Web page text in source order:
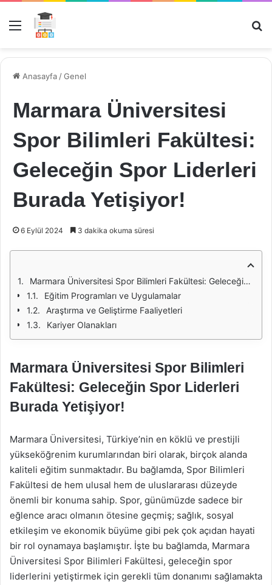
Menü
Anasayfa /Genel
Marmara Üniversitesi
Spor Bilimleri Fakültesi:
Geleceğin Spor Liderleri
Burada Yetişiyor!
6 Eylül 2024 3 dakika okuma süresi
Marmara Üniversitesi Spor Bilimleri Fakültesi: Geleceğin Spor Liderleri Burada Yetişiyor!
Eğitim Programları ve Uygulamalar
Araştırma ve Geliştirme Faaliyetleri
Kariyer Olanakları
Marmara Üniversitesi Spor Bilimleri
Fakültesi: Geleceğin Spor Liderleri
Burada Yetişiyor!
Marmara Üniversitesi, Türkiye’nin en köklü ve prestijli
yükseköğrenim kurumlarından biri olarak, birçok alanda
kaliteli eğitim sunmaktadır. Bu bağlamda, Spor Bilimleri
Fakültesi de hem ulusal hem de uluslararası düzeyde
önemli bir konuma sahip. Spor, günümüzde sadece bir
eğlence aracı olmanın ötesine geçmiş; sağlık, sosyal
etkileşim ve ekonomik büyüme gibi pek çok açıdan hayati
bir rol oynamaya başlamıştır. İşte bu bağlamda, Marmara
Üniversitesi Spor Bilimleri Fakültesi, geleceğin spor
liderlerini yetiştirmek için gerekli tüm donanımı sağlamakta